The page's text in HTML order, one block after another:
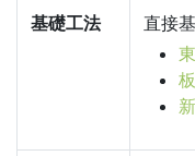
基礎工法
直接